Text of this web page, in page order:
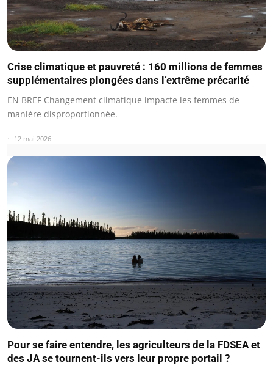
Crise climatique et pauvreté : 160 millions de femmes
supplémentaires plongées dans l’extrême précarité
EN BREF Changement climatique impacte les femmes de
manière disproportionnée.
12 mai 2026
Pour se faire entendre, les agriculteurs de la FDSEA et
des JA se tournent-ils vers leur propre portail ?